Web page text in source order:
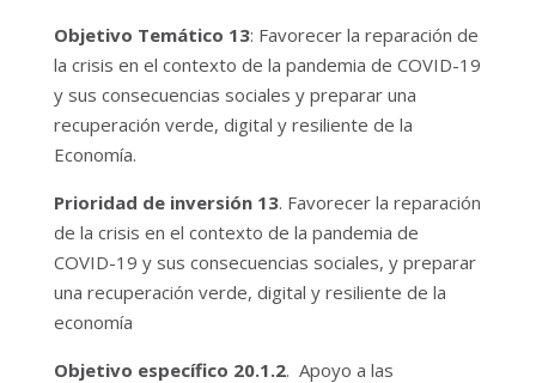
Objetivo Temático 13: Favorecer la reparación de
la crisis en el contexto de la pandemia de COVID-19
y sus consecuencias sociales y preparar una
recuperación verde, digital y resiliente de la
Economía.
Prioridad de inversión 13. Favorecer la reparación
de la crisis en el contexto de la pandemia de
COVID-19 y sus consecuencias sociales, y preparar
una recuperación verde, digital y resiliente de la
economía
Objetivo específico 20.1.2. Apoyo a las